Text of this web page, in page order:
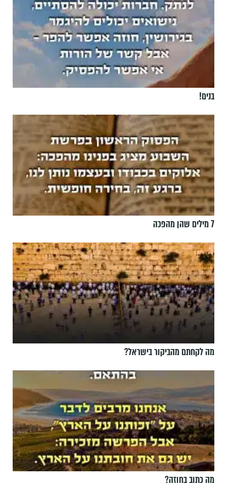
בנים!
7 מילים שהן מהפכה
מה לקחתם מהביקור בישראל?
מה כתוב בחוזה?